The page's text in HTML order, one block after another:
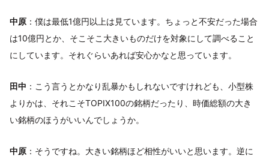
中原 ：僕は最低1億円以上は見ています。ちょっと不安だった場合
は10億円とか、そこそこ大きいものだけを対象にして調べること
にしています。それぐらいあれば安心かなと思っています。
田中 ：こう言うとかなり乱暴かもしれないですけれども、小型株
よりかは、それこそTOPIX100の銘柄だったり、時価総額の大き
い銘柄のほうがいいんでしょうか。
中原 ：そうですね。大きい銘柄ほど相性がいいと思います。逆に